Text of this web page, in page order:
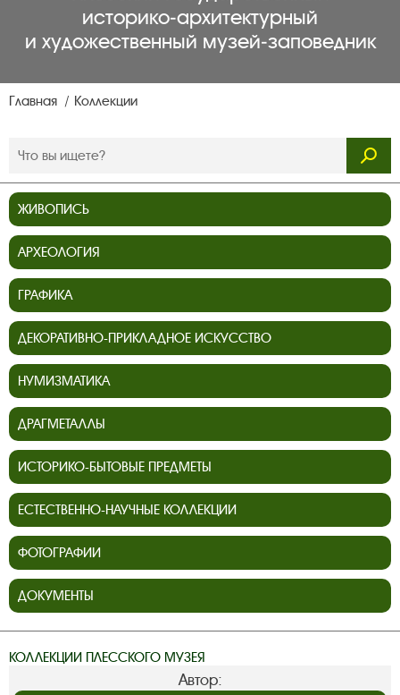
историко‑архитектурный
и художественный музей‑заповедник
Главная Коллекции
ЖИВОПИСЬ
АРХЕОЛОГИЯ
ГРАФИКА
ДЕКОРАТИВНО-ПРИКЛАДНОЕ ИСКУССТВО
НУМИЗМАТИКА
ДРАГМЕТАЛЛЫ
ИСТОРИКО-БЫТОВЫЕ ПРЕДМЕТЫ
ЕСТЕСТВЕННО-НАУЧНЫЕ КОЛЛЕКЦИИ
ФОТОГРАФИИ
ДОКУМЕНТЫ
КОЛЛЕКЦИИ ПЛЕССКОГО МУЗЕЯ
Автор: